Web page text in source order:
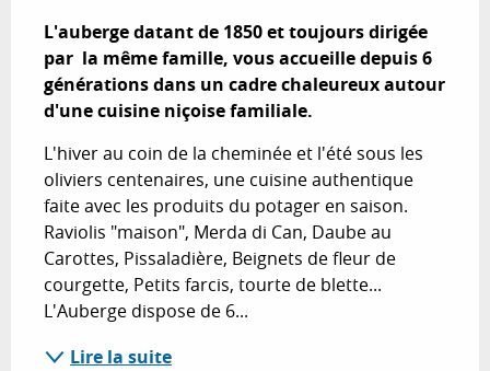
L'auberge datant de 1850 et toujours dirigée
par  la même famille, vous accueille depuis 6
générations dans un cadre chaleureux autour
d'une cuisine niçoise familiale.
L'hiver au coin de la cheminée et l'été sous les
oliviers centenaires, une cuisine authentique
faite avec les produits du potager en saison.
Raviolis "maison", Merda di Can, Daube au
Carottes, Pissaladière, Beignets de fleur de
courgette, Petits farcis, tourte de blette...
L'Auberge dispose de 6...
Lire la suite